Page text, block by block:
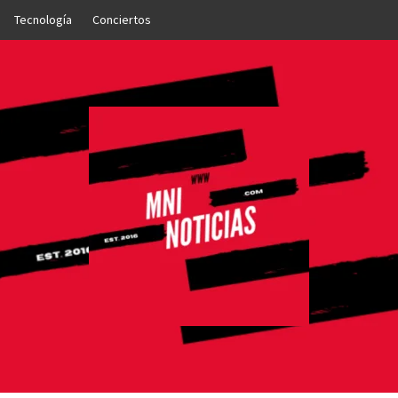
Tecnología Conciertos